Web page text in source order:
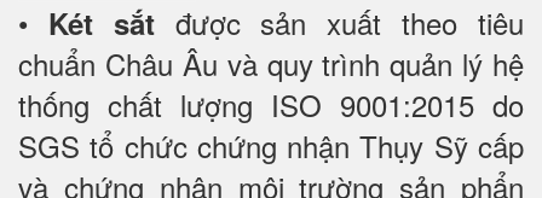
• Két sắtđược sản xuất theo tiêu
chuẩn Châu Âu và quy trình quản lý hệ
thống chất lượng ISO 9001:2015 do
SGS tổ chức chứng nhận Thụy Sỹ cấp
và chứng nhận môi trường sản phẩn